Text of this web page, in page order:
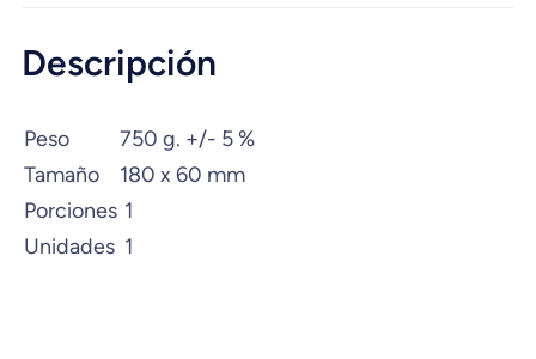
Descripción
Peso
750 g. +/- 5 %
Tamaño
180 x 60 mm
Porciones 1
Unidades 1